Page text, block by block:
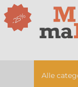
Alle
-25%